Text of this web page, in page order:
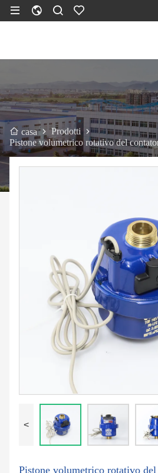
casa
Prodotti
Pistone volumetrico rotativo del
<
Pistone volumetrico rotativo del